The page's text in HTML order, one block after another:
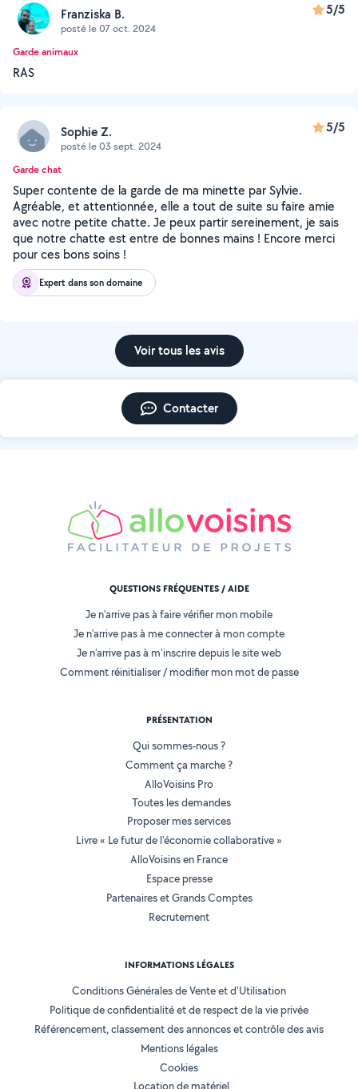
Franziska B.
posté le 07 oct. 2024
5/5
Garde animaux
RAS
Sophie Z.
posté le 03 sept. 2024
5/5
Garde chat
Super contente de la garde de ma minette par Sylvie.
Agréable, et attentionnée, elle a tout de suite su faire amie
avec notre petite chatte. Je peux partir sereinement, je sais
que notre chatte est entre de bonnes mains ! Encore merci
pour ces bons soins !
Expert dans son domaine
Voir tous les avis
Contacter
QUESTIONS FRÉQUENTES / AIDE
Je n'arrive pas à faire vérifier mon mobile
Je n'arrive pas à me connecter à mon compte
Je n'arrive pas à m'inscrire depuis le site web
Comment réinitialiser / modifier mon mot de passe
PRÉSENTATION
Qui sommes-nous ?
Comment ça marche ?
AlloVoisins Pro
Toutes les demandes
Proposer mes services
Livre « Le futur de l'économie collaborative »
AlloVoisins en France
Espace presse
Partenaires et Grands Comptes
Recrutement
INFORMATIONS LÉGALES
Conditions Générales de Vente et d'Utilisation
Politique de confidentialité et de respect de la vie privée
Référencement, classement des annonces et contrôle des avis
Mentions légales
Cookies
Location de matériel